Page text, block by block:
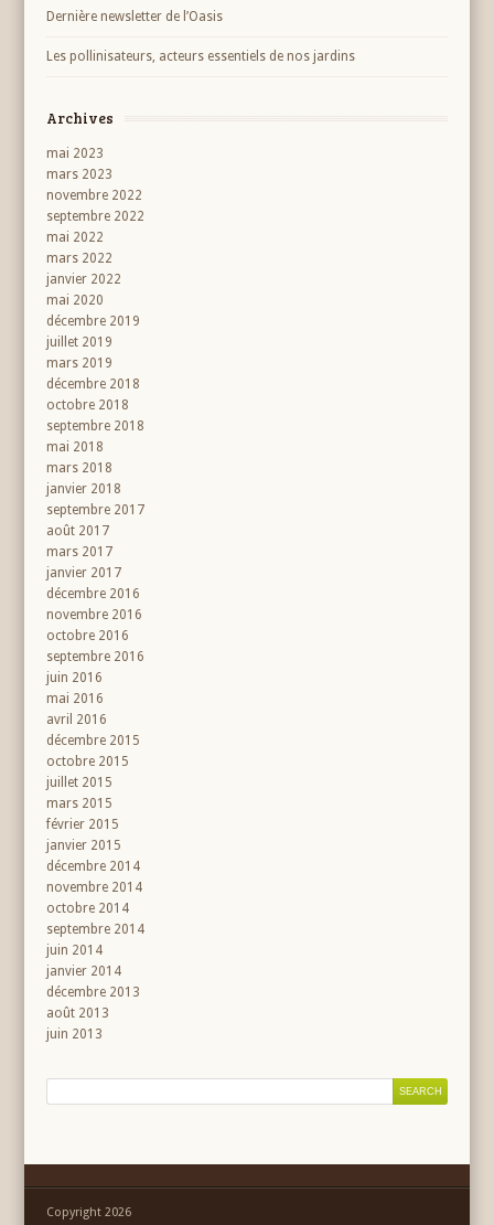
Dernière newsletter de l’Oasis
Les pollinisateurs, acteurs essentiels de nos jardins
Archives
mai 2023
mars 2023
novembre 2022
septembre 2022
mai 2022
mars 2022
janvier 2022
mai 2020
décembre 2019
juillet 2019
mars 2019
décembre 2018
octobre 2018
septembre 2018
mai 2018
mars 2018
janvier 2018
septembre 2017
août 2017
mars 2017
janvier 2017
décembre 2016
novembre 2016
octobre 2016
septembre 2016
juin 2016
mai 2016
avril 2016
décembre 2015
octobre 2015
juillet 2015
mars 2015
février 2015
janvier 2015
décembre 2014
novembre 2014
octobre 2014
septembre 2014
juin 2014
janvier 2014
décembre 2013
août 2013
juin 2013
Copyright 2026